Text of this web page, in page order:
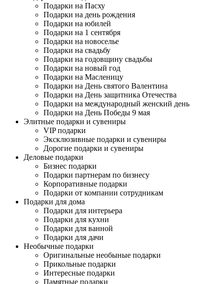
Подарки на Пасху
Подарки на день рождения
Подарки на юбилей
Подарки на 1 сентября
Подарки на новоселье
Подарки на свадьбу
Подарки на годовщину свадьбы
Подарки на новый год
Подарки на Масленицу
Подарки на День святого Валентина
Подарки на День защитника Отечества
Подарки на международный женский день
Подарки на День Победы 9 мая
Элитные подарки и сувениры
VIP подарки
Эксклюзивные подарки и сувениры
Дорогие подарки и сувениры
Деловые подарки
Бизнес подарки
Подарки партнерам по бизнесу
Корпоративные подарки
Подарки от компании сотрудникам
Подарки для дома
Подарки для интерьера
Подарки для кухни
Подарки для ванной
Подарки для дачи
Необычные подарки
Оригинальные необыные подарки
Прикольные подарки
Интересные подарки
Памятные подарки